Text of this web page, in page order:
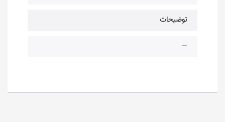
توضیحات
—